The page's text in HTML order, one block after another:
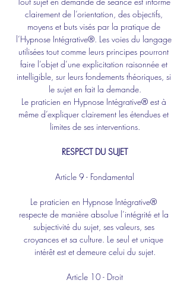
clairement de l’orientation, des objectifs,
moyens et buts visés par la pratique de
l’Hypnose Intégrative®. Les voies du langage
utilisées tout comme leurs principes pourront
faire l’objet d’une explicitation raisonnée et
intelligible, sur leurs fondements théoriques, si
le sujet en fait la demande.
Le praticien en Hypnose Intégrative® est à
même d’expliquer clairement les étendues et
limites de ses interventions.
RESPECT DU SUJET
Article 9 - Fondamental
Le praticien en Hypnose Intégrative®
respecte de manière absolue l’intégrité et la
subjectivité du sujet, ses valeurs, ses
croyances et sa culture. Le seul et unique
intérêt est et demeure celui du sujet.
Article 10 - Droit